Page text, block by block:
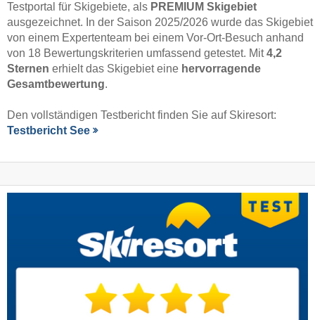
Testportal für Skigebiete, als PREMIUM Skigebiet
ausgezeichnet. In der Saison 2025/2026 wurde das Skigebiet
von einem Expertenteam bei einem Vor-Ort-Besuch anhand
von 18 Bewertungskriterien umfassend getestet. Mit4,2
Sternen erhielt das Skigebiet eine hervorragende
Gesamtbewertung.
Den vollständigen Testbericht finden Sie auf Skiresort:
Testbericht See